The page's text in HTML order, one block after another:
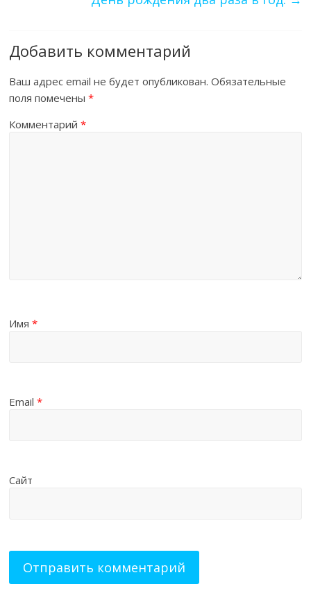
Добавить комментарий
Ваш адрес email не будет опубликован. Обязательные
поля помечены*
Комментарий*
Имя*
Email*
Сайт